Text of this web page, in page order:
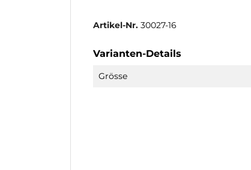
Artikel-Nr. 30027-16
Varianten-Details
Grösse